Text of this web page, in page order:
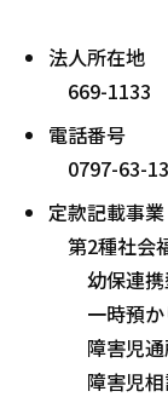
法人所在地
669-1133
電話番号
0797-63-
定款記載事業
第2種社会
幼保連携
一時預か
障害児通
障害児相